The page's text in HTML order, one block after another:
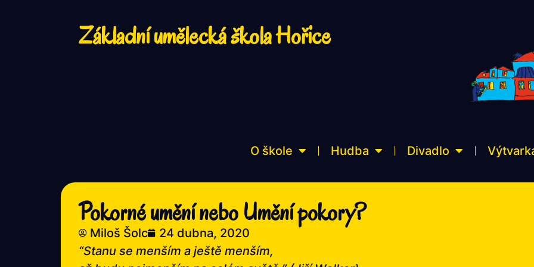
Základní umělecká škola Hořice
O škole Hudba Divadlo
Pokorné umění nebo Umění pokory?
Miloš Šolc
24 dubna, 2020
“Stanu se menším a ještě menším,